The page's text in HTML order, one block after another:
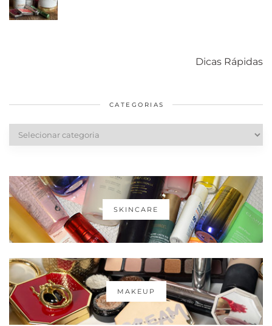
Dicas Rápidas
diários
cabelos
CATEGORIAS
SKINCARE
MAKEUP